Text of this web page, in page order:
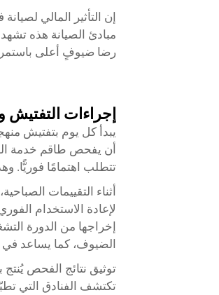
إن التأثير المالي
رضا ضيوفٍ أعلى
إجراءات التفتيش
يبدأ كل يوم بتفتيش
أن يفحص طاقم خدمة
تتطلب اهتمامًا فوريًّا.
أثناء التقييمات
لإعادة الاستخدام
إخراجها من الدورة
الضيوف، كما يساعد في
توثيق نتائج الفحص يُنتج
تكتشف الفنادق التي